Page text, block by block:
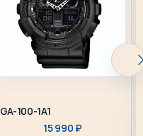
GA-100-1A1
15 990 ₽